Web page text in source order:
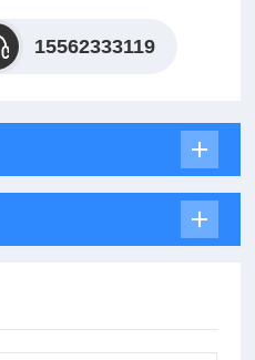
15562333119